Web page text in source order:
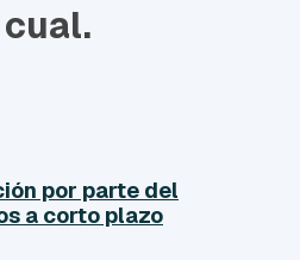
por parte del
a corto plazo